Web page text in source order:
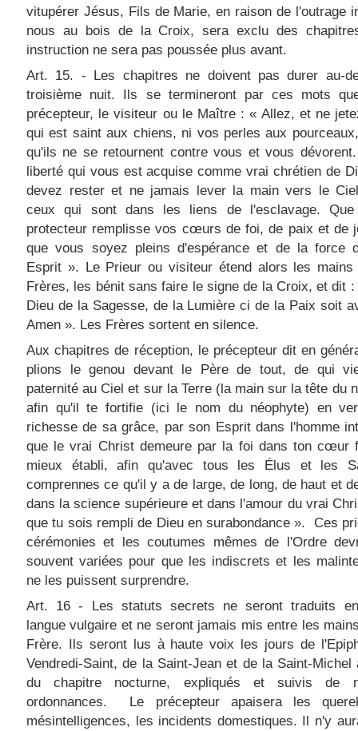
vitupérer Jésus, Fils de Marie, en raison de l'outrage
nous au bois de la Croix, sera exclu des
instruction ne sera pas poussée plus avant.
Art. 15. - Les chapitres ne doivent pas durer au-
troisième nuit. Ils se termineront par ces mots
précepteur, le visiteur ou le Maître : « Allez, et ne
qui est saint aux chiens, ni vos perles aux
qu'ils ne se retournent contre vous et vous
liberté qui vous est acquise comme vrai chrétien de
devez rester et ne jamais lever la main vers le
ceux qui sont dans les liens de l'esclavage.
protecteur remplisse vos cœurs de foi, de paix et de
que vous soyez pleins d'espérance et de la force
Esprit ». Le Prieur ou visiteur étend alors les
Frères, les bénit sans faire le signe de la Croix, et dit :
Dieu de la Sagesse, de la Lumière ci de la Paix soit
Amen ». Les Frères sortent en silence.
Aux chapitres de réception, le précepteur dit en
plions le genou devant le Père de tout, de qui
paternité au Ciel et sur la Terre (la main sur la tête du
afin qu'il te fortifie (ici le nom du néophyte) en
richesse de sa grâce, par son Esprit dans l'homme
que le vrai Christ demeure par la foi dans ton cœur
mieux établi, afin qu'avec tous les Élus et les
comprennes ce qu'il y a de large, de long, de haut et
dans la science supérieure et dans l'amour du vrai
que tu sois rempli de Dieu en surabondance ». Ces
cérémonies et les coutumes mêmes de l'Ordre
souvent variées pour que les indiscrets et les
ne les puissent surprendre.
Art. 16 - Les statuts secrets ne seront traduits
langue vulgaire et ne seront jamais mis entre les
Frère. Ils seront lus à haute voix les jours de
Vendredi-Saint, de la Saint-Jean et de la Saint-Michel
du chapitre nocturne, expliqués et suivis de
ordonnances. Le précepteur apaisera les
mésintelligences, les incidents domestiques. Il n'y